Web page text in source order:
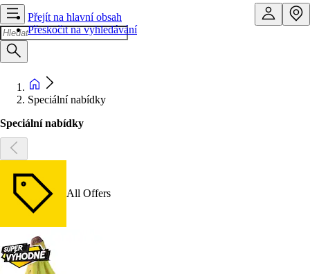
Přejít na hlavní obsah
Přeskočit na vyhledávání
Speciální nabídky
Speciální nabídky
All Offers